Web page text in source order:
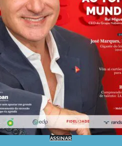
ASSINAR